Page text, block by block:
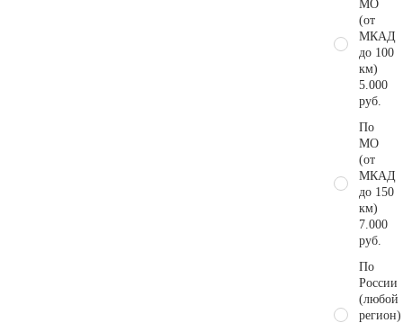
МО
(от
МКАД
до 100
км)
5.000
руб.
По
МО
(от
МКАД
до 150
км)
7.000
руб.
По
России
(любой
регион)